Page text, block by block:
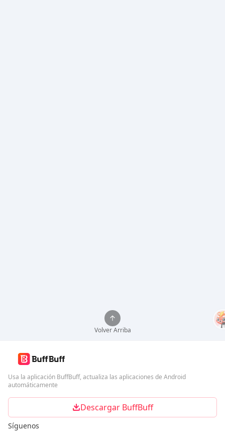
Volver Arriba
Usa la aplicación BuffBuff, actualiza las aplicaciones de Android
automáticamente
Descargar BuffBuff
Síguenos